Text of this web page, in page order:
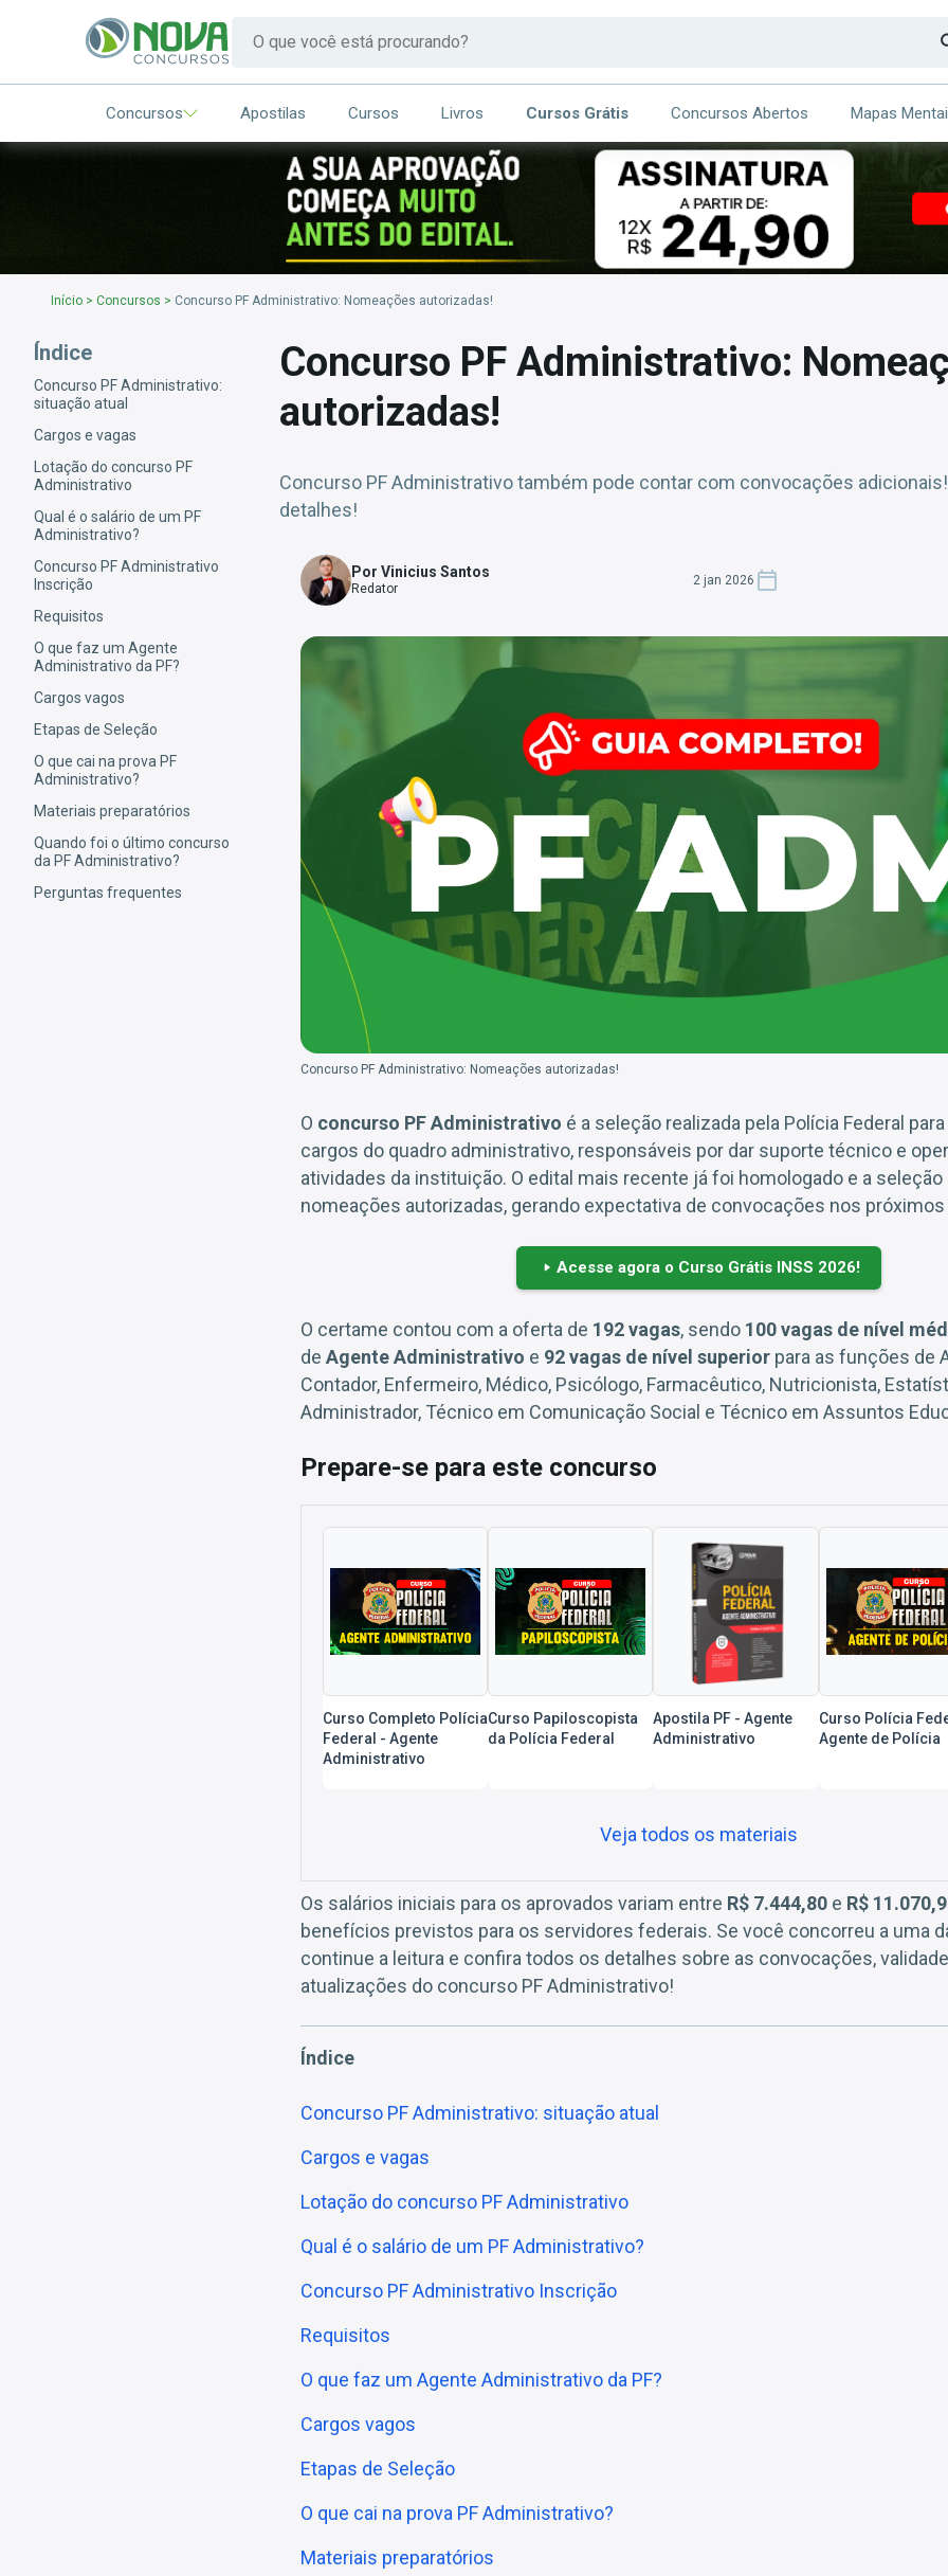
Concursos Apostilas Cursos Livros Cursos Grátis Concursos Abertos Mapas
Início > Concursos > Concurso PF Administrativo: Nomeações autorizadas!
Índice
Concurso PF Administrativo:
situação atual
Cargos e vagas
Lotação do concurso PF
Administrativo
Qual é o salário de um PF
Administrativo?
Concurso PF Administrativo
Inscrição
Requisitos
O que faz um Agente
Administrativo da PF?
Cargos vagos
Etapas de Seleção
O que cai na prova PF
Administrativo?
Materiais preparatórios
Quando foi o último concurso
da PF Administrativo?
Perguntas frequentes
Concurso PF Administrativo:
autorizadas!
Concurso PF Administrativo também pode contar com convocações
detalhes!
Por Vinicius Santos
Redator
2 jan 2026
Concurso PF Administrativo: Nomeações autorizadas!
O concurso PF Administrativo é a seleção realizada pela Polícia Federal
cargos do quadro administrativo, responsáveis por dar suporte técnico e
atividades da instituição. O edital mais recente já foi homologado e a
nomeações autorizadas, gerando expectativa de convocações nos
Acesse agora o Curso Grátis INSS 2026!
O certame contou com a oferta de 192 vagas, sendo 100 vagas de nível
de Agente Administrativo e 92 vagas de nível superior para as funções de
Contador, Enfermeiro, Médico, Psicólogo, Farmacêutico, Nutricionista,
Administrador, Técnico em Comunicação Social e Técnico em Assuntos
Prepare-se para este concurso
Curso Completo Polícia
Federal - Agente
Administrativo
Curso Papiloscopista
da Polícia Federal
Apostila PF - Agente
Administrativo
Curso Polícia
Agente de Polícia
Veja todos os materiais
Os salários iniciais para os aprovados variam entre R$ 7.444,80 e R$
benefícios previstos para os servidores federais. Se você concorreu a uma
continue a leitura e confira todos os detalhes sobre as convocações,
atualizações do concurso PF Administrativo!
Índice
Concurso PF Administrativo: situação atual
Cargos e vagas
Lotação do concurso PF Administrativo
Qual é o salário de um PF Administrativo?
Concurso PF Administrativo Inscrição
Requisitos
O que faz um Agente Administrativo da PF?
Cargos vagos
Etapas de Seleção
O que cai na prova PF Administrativo?
Materiais preparatórios